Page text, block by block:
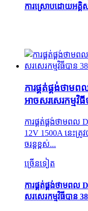
ការស្រោបដោយអគ្
ការផ្គត់ផ្គង់ថា
អាចសរសេរកម្មវិ
ការផ្គត់ផ្គង់ថាមពល
12V 1500A នេះត្
ចរន្តខ្ពស់...
ច្រើនទៀត
ការផ្គត់ផ្គង់ថាមព
សរសេរកម្មវិធីបាន